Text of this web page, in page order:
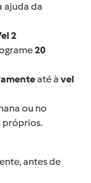
ajuda da
2
20
até à vel
ou no
próprios.
antes de